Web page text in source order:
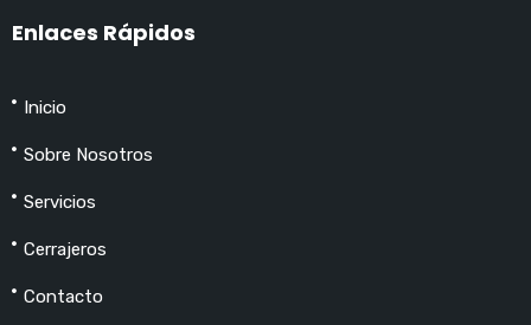
Enlaces Rápidos
Inicio
Sobre Nosotros
Servicios
Cerrajeros
Contacto